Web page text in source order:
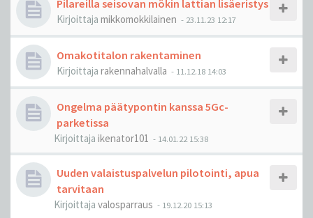
Pilareilla seisovan mökin lattian lisäeristys
Kirjoittaja mikkomokkilainen - 23.11.23 12:17
Omakotitalon rakentaminen
Kirjoittaja rakennahalvalla - 11.12.18 14:03
Ongelma päätypontin kanssa 5Gc-
parketissa
Kirjoittaja ikenator101 - 14.01.22 15:38
Uuden valaistuspalvelun pilotointi, apua
tarvitaan
Kirjoittaja valosparraus - 19.12.20 15:13